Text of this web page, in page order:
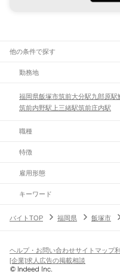
他の条件で探す
勤務地
福岡県飯塚市筑前大分駅九郎原駅
筑前内野駅 上三緒駅筑前庄内駅
職種
特徴
雇用形態
キーワード
バイトTOP 福岡県 飯塚市
ヘルプ・お問い合わせサイトマップ
[企業]求人広告の掲載相談